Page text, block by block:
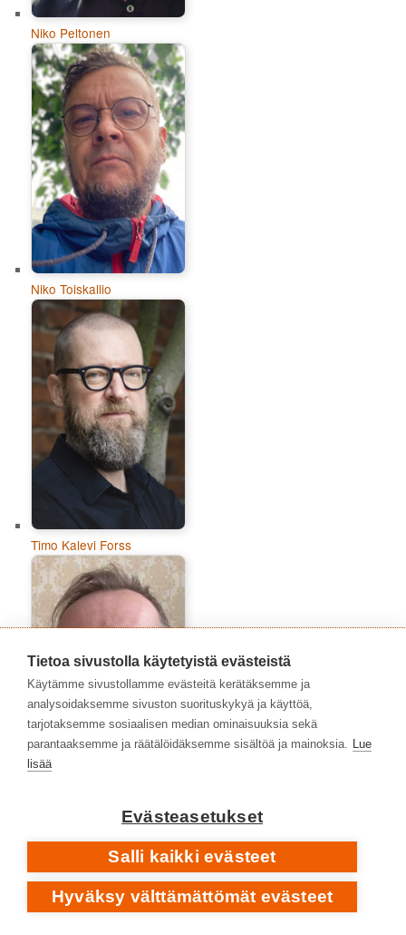
Niko Peltonen
Niko Toiskallio
Timo Kalevi Forss
Tietoa sivustolla käytetyistä evästeistä
Käytämme sivustollamme evästeitä kerätäksemme ja
analysoidaksemme sivuston suorituskykyä ja käyttöä,
tarjotaksemme sosiaalisen median ominaisuuksia sekä
parantaaksemme ja räätälöidäksemme sisältöä ja mainoksia. Lue
lisää
Evästeasetukset
Salli kaikki evästeet
Hyväksy välttämättömät evästeet